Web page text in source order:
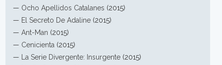
— Ocho Apellidos Catalanes (2015)
— El Secreto De Adaline (2015)
—Ant-Man (2015)
— Cenicienta (2015)
—
La Serie Divergente: Insurgente (2015)